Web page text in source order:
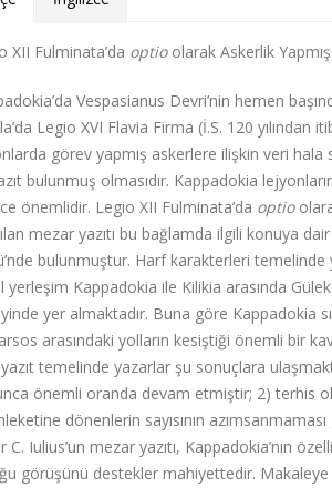
XII Fulminata’da optioolarak Askerlik
Vespasianus Devri’nin hemen
Legio XVI Flavia Firma (İ.S. 120
görev yapmış askerlere ilişkin veri hala
bulunmuş olmasıdır. Kappadokia
önemlidir. Legio XII Fulminata’da optio
mezar yazıtı bu bağlamda ilgili konuya
bulunmuştur. Harf karakterleri temelinde
yerleşim Kappadokia ile Kilikia arasında
yer almaktadır. Buna göre Kappadokia
arasındaki yolların kesiştiği önemli bir
temelinde yazarlar şu sonuçlara
önemli oranda devam etmiştir; 2) terhis
dönenlerin sayısının
C. Iulius’un mezar yazıtı, Kappadokia’nın
görüşünü destekler mahiyettedir. Makaleye